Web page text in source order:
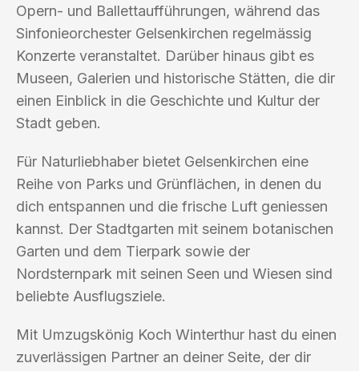
Opern- und Ballettaufführungen, während das
Sinfonieorchester Gelsenkirchen regelmässig
Konzerte veranstaltet. Darüber hinaus gibt es
Museen, Galerien und historische Stätten, die dir
einen Einblick in die Geschichte und Kultur der
Stadt geben.
Für Naturliebhaber bietet Gelsenkirchen eine
Reihe von Parks und Grünflächen, in denen du
dich entspannen und die frische Luft geniessen
kannst. Der Stadtgarten mit seinem botanischen
Garten und dem Tierpark sowie der
Nordsternpark mit seinen Seen und Wiesen sind
beliebte Ausflugsziele.
Mit Umzugskönig Koch Winterthur hast du einen
zuverlässigen Partner an deiner Seite, der dir